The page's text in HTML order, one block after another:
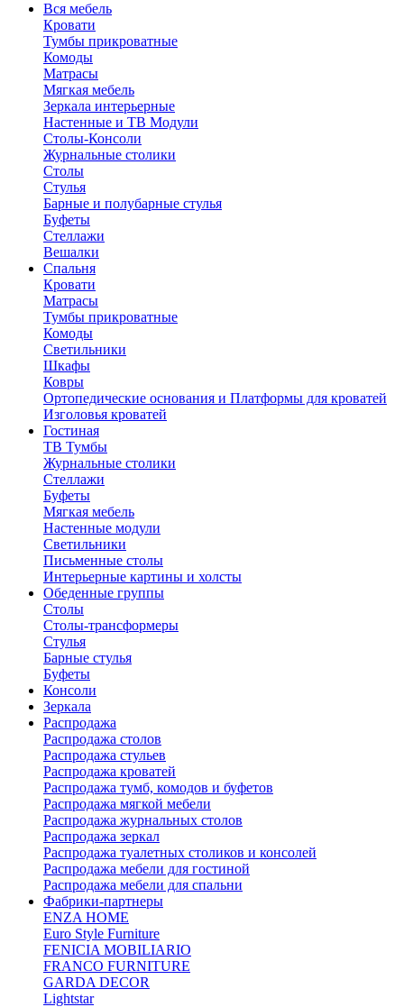
Вся мебель
Кровати
Тумбы прикроватные
Комоды
Матрасы
Мягкая мебель
Зеркала интерьерные
Настенные и ТВ Модули
Столы-Консоли
Журнальные столики
Столы
Стулья
Барные и полубарные стулья
Буфеты
Стеллажи
Вешалки
Cпальня
Кровати
Матрасы
Тумбы прикроватные
Комоды
Светильники
Шкафы
Ковры
Ортопедические основания и Платформы для кроватей
Изголовья кроватей
Гостиная
ТВ Тумбы
Журнальные столики
Стеллажи
Буфеты
Мягкая мебель
Настенные модули
Светильники
Письменные столы
Интерьерные картины и холсты
Обеденные группы
Столы
Столы-трансформеры
Стулья
Барные стулья
Буфеты
Консоли
Зеркала
Распродажа
Распродажа столов
Распродажа стульев
Распродажа кроватей
Распродажа тумб, комодов и буфетов
Распродажа мягкой мебели
Распродажа журнальных столов
Распродажа зеркал
Распродажа туалетных столиков и консолей
Распродажа мебели для гостиной
Распродажа мебели для спальни
Фабрики-партнеры
ENZA HOME
Euro Style Furniture
FENICIA MOBILIARIO
FRANCO FURNITURE
GARDA DECOR
Lightstar